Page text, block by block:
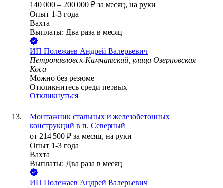
140 000 – 200 000 ₽ за месяц, на руки
Опыт 1-3 года
Вахта
Выплаты: Два раза в месяц
ИП Полежаев Андрей Валерьевич
Петропавловск-Камчатский, улица Озерновская
Коса
Можно без резюме
Откликнитесь среди первых
Откликнуться
Монтажник стальных и железобетонных
конструкций в п. Северный
от 214 500 ₽ за месяц, на руки
Опыт 1-3 года
Вахта
Выплаты: Два раза в месяц
ИП Полежаев Андрей Валерьевич